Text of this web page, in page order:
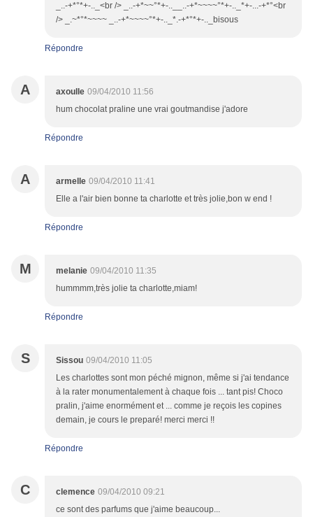
_..-+*°*+-.._<br /> _..-+*~~°*+-..__..-+*~~~~°*+-.._*+-...-+*°<br
/> _.~*°*~~~~ _..-+*~~~~°*+-.._*.-+*°*+-.._bisous
Répondre
A axoulle 09/04/2010 11:56
hum chocolat praline une vrai goutmandise j'adore
Répondre
A armelle 09/04/2010 11:41
Elle a l'air bien bonne ta charlotte et très jolie,bon w end !
Répondre
M melanie 09/04/2010 11:35
hummmm,très jolie ta charlotte,miam!
Répondre
S Sissou 09/04/2010 11:05
Les charlottes sont mon péché mignon, même si j'ai tendance
à la rater monumentalement à chaque fois ... tant pis! Choco
pralin, j'aime enormément et ... comme je reçois les copines
demain, je cours le preparé! merci merci !!
Répondre
C clemence 09/04/2010 09:21
ce sont des parfums que j'aime beaucoup...